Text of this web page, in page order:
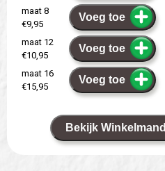
maat 8
€9,95
Voeg toe
maat 12
€10,95
Voeg toe
maat 16
€15,95
Voeg toe
Bekijk Winkelmand